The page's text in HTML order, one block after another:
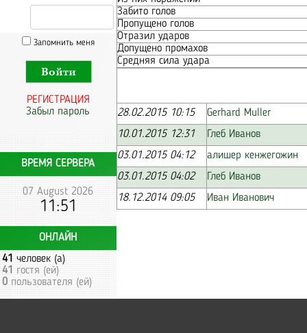
Запомнить меня
РЕГИСТРАЦИЯ
Забыл пароль
ВРЕМЯ СЕРВЕРА
07 August 2026
11:51
ОНЛАЙН
41 человек (а)
41 гостя (ей)
0 пользователя (ей)
Забито голов
Пропущено голов
Отразил ударов
Допущено промахов
Средняя сила удара
28.02.2015 10:15
Gerhard Muller
10.01.2015 12:31
Глеб Иванов
03.01.2015 04:12
алишер кенжегожин
03.01.2015 04:02
Глеб Иванов
18.12.2014 09:05
Иван Иванович